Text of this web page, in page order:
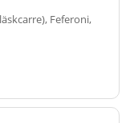
Feferoni,